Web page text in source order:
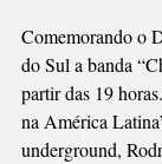
Comemorando o
do Sul a banda
partir das 19
na América
underground,